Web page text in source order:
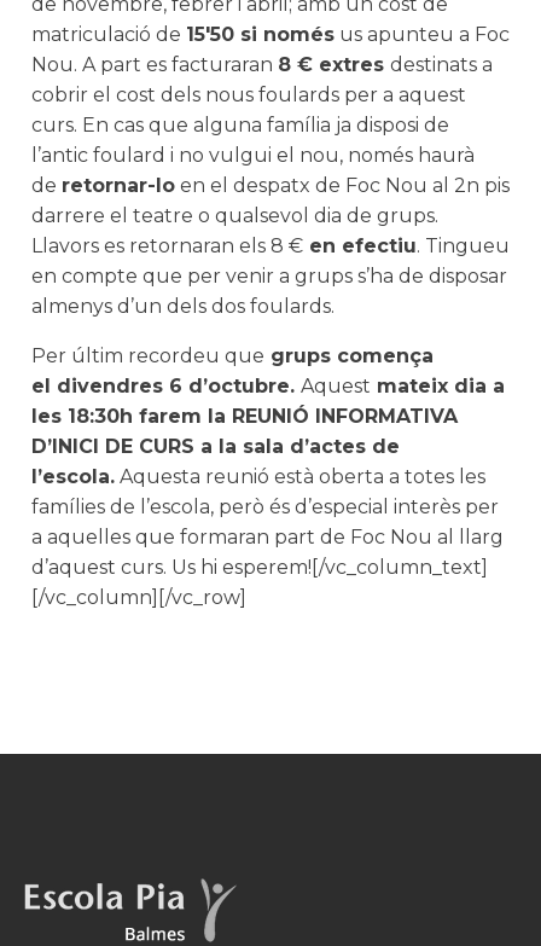
matriculació de 15'50 si només us apunteu a Foc
Nou. A part es facturaran 8 € extres destinats a
cobrir el cost dels nous foulards per a aquest
curs. En cas que alguna família ja disposi de
l’antic foulard i no vulgui el nou, només haurà
de retornar-lo en el despatx de Foc Nou al 2n pis
darrere el teatre o qualsevol dia de grups.
Llavors es retornaran els 8 € en efectiu. Tingueu
en compte que per venir a grups s’ha de disposar
almenys d’un dels dos foulards.
Per últim recordeu que grups comença
el divendres 6 d’octubre. Aquest mateix dia a
les 18:30h farem la REUNIÓ INFORMATIVA
D’INICI DE CURS a la sala d’actes de
l’escola. Aquesta reunió està oberta a totes les
famílies de l’escola, però és d’especial interès per
a aquelles que formaran part de Foc Nou al llarg
d’aquest curs. Us hi esperem![/vc_column_text]
[/vc_column][/vc_row]